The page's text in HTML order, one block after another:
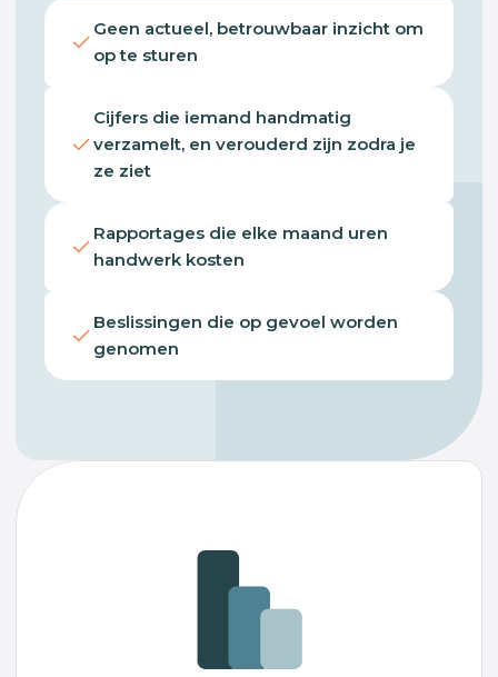
Geen actueel, betrouwbaar inzicht om
op te sturen
Cijfers die iemand handmatig
verzamelt, en verouderd zijn zodra je
ze ziet
Rapportages die elke maand uren
handwerk kosten
Beslissingen die op gevoel worden
genomen